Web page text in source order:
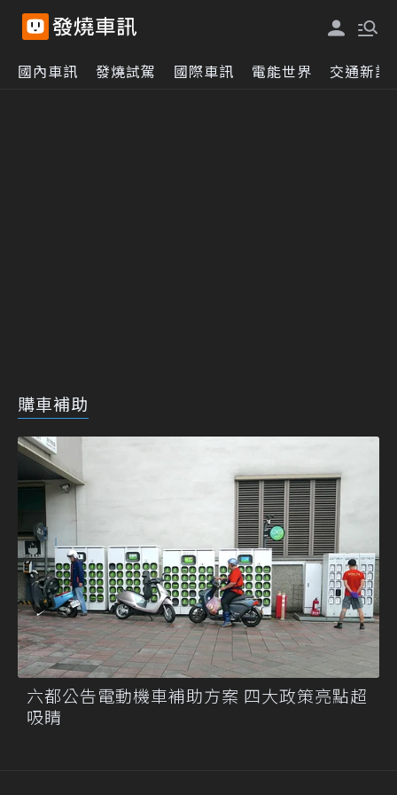
國內車訊 發燒試駕 國際車訊 電能世界 交通新訊
購車補助
六都公告電動機車補助方案 四大政策亮點超
吸睛